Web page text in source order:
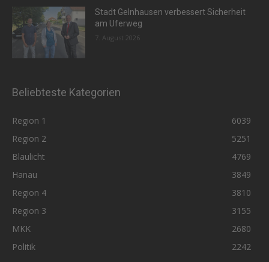
Stadt Gelnhausen verbessert Sicherheit
am Uferweg
7. August 2026
Beliebteste Kategorien
Region 1
6039
Region 2
5251
Blaulicht
4769
Hanau
3849
Region 4
3810
Region 3
3155
MKK
2680
Politik
2242